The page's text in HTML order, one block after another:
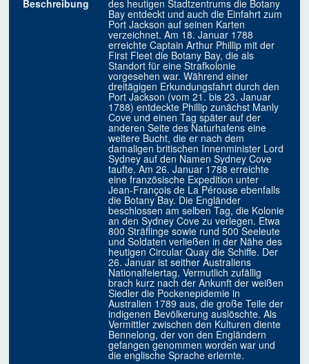
Beschreibung des heutigen Stadtzentrums die Botany
Bay entdeckt und auch die Einfahrt zum
Port Jackson auf seinen Karten
verzeichnet. Am 18. Januar 1788
erreichte Captain Arthur Phillip mit der
First Fleet die Botany Bay, die als
Standort für eine Strafkolonie
vorgesehen war. Während einer
dreitägigen Erkundungsfahrt durch den
Port Jackson (vom 21. bis 23. Januar
1788) entdeckte Phillip zunächst Manly
Cove und einen Tag später auf der
anderen Seite des Naturhafens eine
weitere Bucht, die er nach dem
damaligen britischen Innenminister Lord
Sydney auf den Namen Sydney Cove
taufte. Am 26. Januar 1788 erreichte
eine französische Expedition unter
Jean-François de La Pérouse ebenfalls
die Botany Bay. Die Engländer
beschlossen am selben Tag, die Kolonie
an den Sydney Cove zu verlegen. Etwa
800 Sträflinge sowie rund 500 Seeleute
und Soldaten verließen in der Nähe des
heutigen Circular Quay die Schiffe. Der
26. Januar ist seither Australiens
Nationalfeiertag. Vermutlich zufällig
brach kurz nach der Ankunft der weißen
Siedler die Pockenepidemie in
Australien 1789 aus, die große Teile der
indigenen Bevölkerung auslöschte. Als
Vermittler zwischen den Kulturen diente
Bennelong, der von den Engländern
gefangen genommen worden war und
die englische Sprache erlernte.